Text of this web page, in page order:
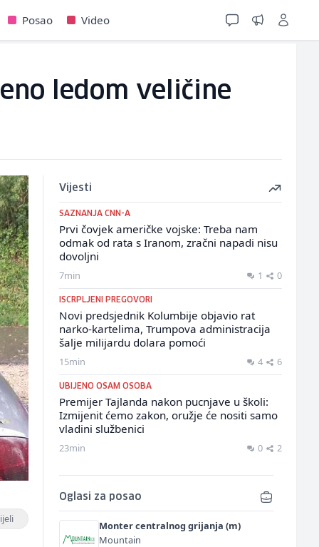
Posao Video
ledom veličine
Vijesti
SAZNANJA CNN-A
Prvi čovjek američke vojske: Treba nam
odmak od rata s Iranom, zračni napadi nisu
dovoljni
7min 1 0
ISCRPLJENI PREGOVORI
Novi predsjednik Kolumbije objavio rat
narko-kartelima, Trumpova administracija
šalje milijardu dolara pomoći
15min 4 6
UBIJENO OSAM OSOBA
Premijer Tajlanda nakon pucnjave u školi:
Izmijenit ćemo zakon, oružje će nositi samo
vladini službenici
23min 0 2
Oglasi za posao
Monter centralnog grijanja (m)
Mountain